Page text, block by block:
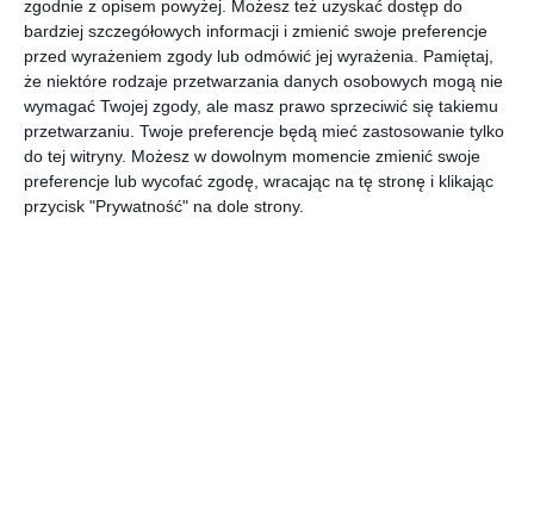
zgodnie z opisem powyżej. Możesz też uzyskać dostęp do
bardziej szczegółowych informacji i zmienić swoje preferencje
przed wyrażeniem zgody lub odmówić jej wyrażenia. Pamiętaj,
że niektóre rodzaje przetwarzania danych osobowych mogą nie
wymagać Twojej zgody, ale masz prawo sprzeciwić się takiemu
przetwarzaniu. Twoje preferencje będą mieć zastosowanie tylko
do tej witryny. Możesz w dowolnym momencie zmienić swoje
preferencje lub wycofać zgodę, wracając na tę stronę i klikając
przycisk "Prywatność" na dole strony.
Seria łazienkowa Geberit Acanto to wyjątkowa dbałość o
wzornictwo połączona z inteligentnymi detalami oraz
niezwykłym wzornictwem. Dzięki modułowemu
charakterowi spełni
POKAŻ WIĘCEJ
AUTOR:GEBERIT